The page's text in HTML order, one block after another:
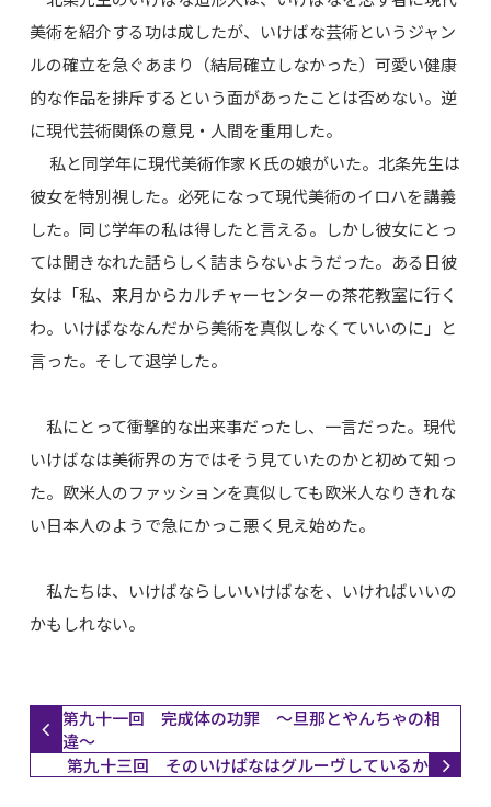
美術を紹介する功は成したが、いけばな芸術というジャン
ルの確立を急ぐあまり（結局確立しなかった）可愛い健康
的な作品を排斥するという面があったことは否めない。逆
に現代芸術関係の意見・人間を重用した。
私と同学年に現代美術作家Ｋ氏の娘がいた。北条先生は
彼女を特別視した。必死になって現代美術のイロハを講義
した。同じ学年の私は得したと言える。しかし彼女にとっ
ては聞きなれた話らしく詰まらないようだった。ある日彼
女は「私、来月からカルチャーセンターの茶花教室に行く
わ。いけばななんだから美術を真似しなくていいのに」と
言った。そして退学した。
私にとって衝撃的な出来事だったし、一言だった。現代
いけばなは美術界の方ではそう見ていたのかと初めて知っ
た。欧米人のファッションを真似しても欧米人なりきれな
い日本人のようで急にかっこ悪く見え始めた。
私たちは、いけばならしいいけばなを、いければいいの
かもしれない。
第九十一回 完成体の功罪 ～旦那とやんちゃの相
違～
第九十三回 そのいけばなはグルーヴしているか